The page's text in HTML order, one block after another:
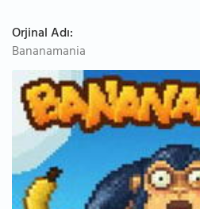
Orjinal Adı:
Bananamania